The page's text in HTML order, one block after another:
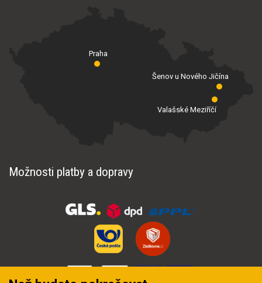
Praha
Valašské Meziříčí
Šenov u Nového Jičína
Možnosti platby a dopravy